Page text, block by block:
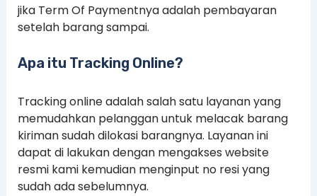
jika Term Of Paymentnya adalah pembayaran
setelah barang sampai.
Apa itu Tracking Online?
Tracking online adalah salah satu layanan yang
memudahkan pelanggan untuk melacak barang
kiriman sudah dilokasi barangnya. Layanan ini
dapat di lakukan dengan mengakses website
resmi kami kemudian menginput no resi yang
sudah ada sebelumnya.